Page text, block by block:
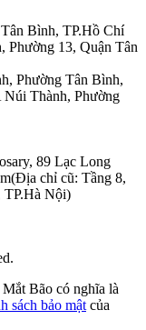
Bình, TP.Hồ Chí
13, Quận Tân
Phường Tân Bình,
Thành, Phường
89 Lạc Long
(Địa chỉ cũ: Tầng 8,
TP.Hà Nội)
Bão có nghĩa là
sách bảo mật của